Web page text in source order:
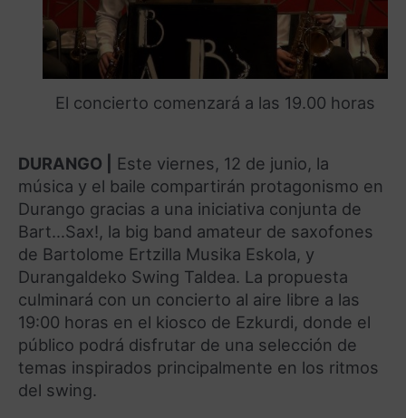
El concierto comenzará a las 19.00 horas
DURANGO |
Este viernes, 12 de junio, la
música y el baile compartirán protagonismo en
Durango gracias a una iniciativa conjunta de
Bart…Sax!, la big band amateur de saxofones
de Bartolome Ertzilla Musika Eskola, y
Durangaldeko Swing Taldea. La propuesta
culminará con un concierto al aire libre a las
19:00 horas en el kiosco de Ezkurdi, donde el
público podrá disfrutar de una selección de
temas inspirados principalmente en los ritmos
del swing.